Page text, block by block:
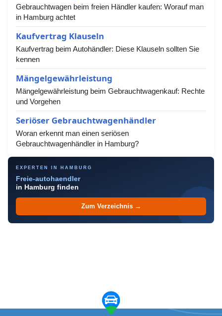
Gebrauchtwagen beim freien Händler kaufen: Worauf man
in Hamburg achtet
Kaufvertrag Klauseln
Kaufvertrag beim Autohändler: Diese Klauseln sollten Sie
kennen
Mängelgewährleistung
Mängelgewährleistung beim Gebrauchtwagenkauf: Rechte
und Vorgehen
Seriöser Gebrauchtwagenhändler
Woran erkennt man einen seriösen
Gebrauchtwagenhändler in Hamburg?
EXPERTEN IN HAMBURG
Freie-autohaendler
in Hamburg finden
Zum Verzeichnis →